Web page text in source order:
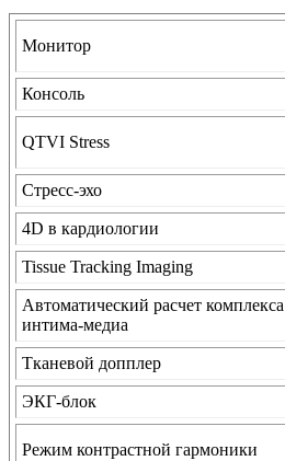
Монитор
Консоль
QTVI Stress
Стресс-эхо
4D в кардиологии
Tissue Tracking Imaging
Автоматический расчет комплекса
интима-медиа
Тканевой допплер
ЭКГ-блок
Режим контрастной гармоники